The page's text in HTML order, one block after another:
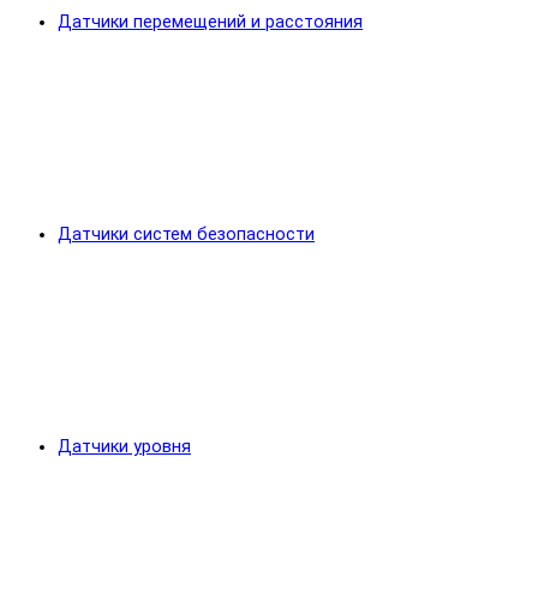
Датчики перемещений и расстояния
Датчики систем безопасности
Датчики уровня